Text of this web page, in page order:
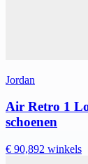
Jordan
Air Retro 1
schoenen
€ 90,892 winkels